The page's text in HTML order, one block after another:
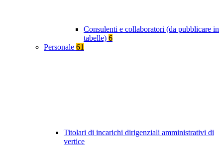
Consulenti e collaboratori (da pubblicare in
tabelle) 6
Personale 61
Titolari di incarichi dirigenziali amministrativi di
vertice